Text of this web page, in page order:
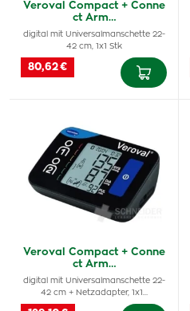
Veroval Compact + Conne
ct Arm…
digital mit Universalmanschette 22-
42 cm, 1x1 Stk
80,62 €
Veroval Compact + Conne
ct Arm…
digital mit Universalmanschette 22-
42 cm + Netzadapter, 1x1…